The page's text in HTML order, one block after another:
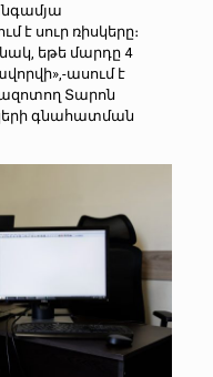
է սուր ռիսկերը։
եթե մարդը 4
ասում է
Տարոն
գնահատման